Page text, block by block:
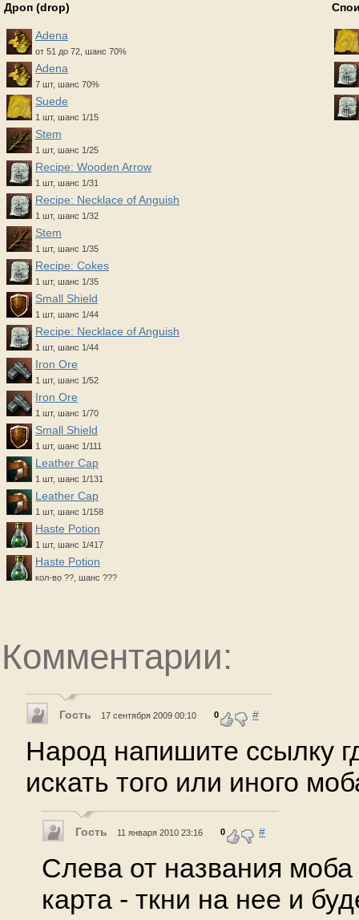
Дроп (drop)
Adena
от 51 до 72, шанс 70%
Adena
7 шт, шанс 70%
Suede
1 шт, шанс 1/15
Stem
1 шт, шанс 1/25
Recipe: Wooden Arrow
1 шт, шанс 1/31
Recipe: Necklace of Anguish
1 шт, шанс 1/32
Stem
1 шт, шанс 1/35
Recipe: Cokes
1 шт, шанс 1/35
Small Shield
1 шт, шанс 1/44
Recipe: Necklace of Anguish
1 шт, шанс 1/44
Iron Ore
1 шт, шанс 1/52
Iron Ore
1 шт, шанс 1/70
Small Shield
1 шт, шанс 1/111
Leather Cap
1 шт, шанс 1/131
Leather Cap
1 шт, шанс 1/158
Haste Potion
1 шт, шанс 1/417
Haste Potion
кол-во ??, шанс ???
Комментарии:
Гость 17 сентября 2009 00:10 0 #
Народ напишите ссылку
искать того или иного
Гость 11 января 2010 23:16 0 #
Слева от названия
карта - ткни на нее и